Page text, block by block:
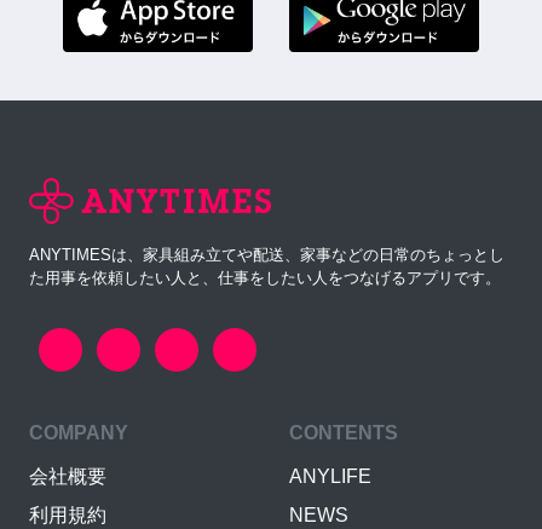
ANYTIMESは、家具組み立てや配送、家事などの日常のちょっとし
た用事を依頼したい人と、仕事をしたい人をつなげるアプリです。
COMPANY
会社概要
利用規約
CONTENTS
ANYLIFE
NEWS